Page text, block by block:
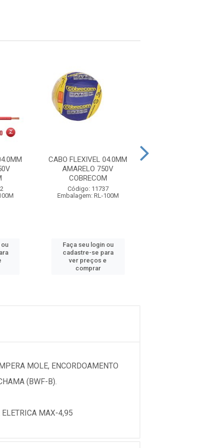
CABO FLEXIVEL 04.0MM
AMARELO 750V
COBRECOM
Código: 11737
Embalagem: RL-100M
Faça seu login ou
cadastre-se para
ver preços e
comprar
MOLE, ENCORDOAMENTO
(BWF-B).
MAX-4,95